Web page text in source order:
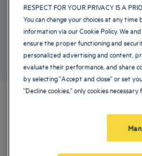
Chambre standard -
Espace
RESPECT FOR YOUR PRIVACY IS A
You can change your choices at any
information via our Cookie Policy. We
ensure the proper functioning and
personalized advertising and content,
evaluate their performance, and share
by selecting "Accept and close" or set
"Decline cookies," only cookies